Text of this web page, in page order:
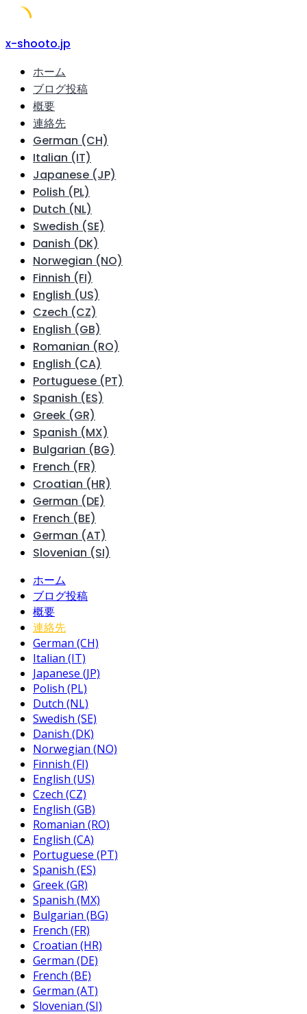
Skip
content
x-shooto.jp
ホーム
ブログ投稿
概要
連絡先
German (CH)
Italian (IT)
Japanese (JP)
Polish (PL)
Dutch (NL)
Swedish (SE)
Danish (DK)
Norwegian (NO)
Finnish (FI)
English (US)
Czech (CZ)
English (GB)
Romanian (RO)
English (CA)
Portuguese (PT)
Spanish (ES)
Greek (GR)
Spanish (MX)
Bulgarian (BG)
French (FR)
Croatian (HR)
German (DE)
French (BE)
German (AT)
Slovenian (SI)
ホーム
ブログ投稿
概要
連絡先
German (CH)
Italian (IT)
Japanese (JP)
Polish (PL)
Dutch (NL)
Swedish (SE)
Danish (DK)
Norwegian (NO)
Finnish (FI)
English (US)
Czech (CZ)
English (GB)
Romanian (RO)
English (CA)
Portuguese (PT)
Spanish (ES)
Greek (GR)
Spanish (MX)
Bulgarian (BG)
French (FR)
Croatian (HR)
German (DE)
French (BE)
German (AT)
Slovenian (SI)